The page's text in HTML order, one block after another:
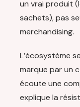
un vrai produit
sachets), pas
merchandising.
L’écosystème
marque par un
écoute une
explique la